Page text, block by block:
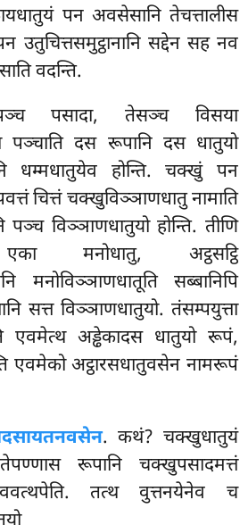
पन अवसेसानि तेचत्तालीस
उतुचित्तसमुट्ठानानि सद्देन सह नव
वदन्ति.
पसादा, तेसञ्च विसया
पञ्चाति दस रूपानि दस धातुयो
धम्मधातुयेव होन्ति. चक्खुं पन
चित्तं चक्खुविञ्ञाणधातु नामाति
पञ्च विञ्ञाणधातुयो होन्ति. तीणि
एका मनोधातु, अट्ठसट्ठि
मनोविञ्ञाणधातूति सब्बानिपि
सत्त विञ्ञाणधातुयो. तंसम्पयुत्ता
एवमेत्थ अड्ढेकादस धातुयो रूपं,
एवमेको अट्ठारसधातुवसेन नामरूपं
. कथं? चक्खुधातुयं
रूपानि चक्खुपसादमत्तं
ववत्थपेति. तत्थ वुत्तनयेनेव च